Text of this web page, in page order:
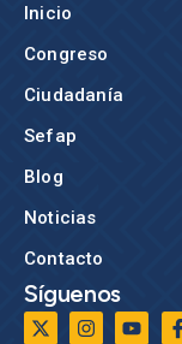
Inicio
Congreso
Ciudadanía
Sefap
Blog
Noticias
Contacto
Síguenos